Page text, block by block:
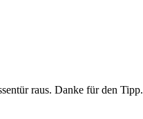
raus. Danke für den Tipp.